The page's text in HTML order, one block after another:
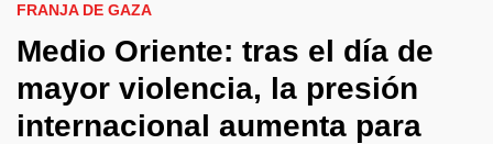
FRANJA DE GAZA
Medio Oriente: tras el día de
mayor violencia, la presión
internacional aumenta para